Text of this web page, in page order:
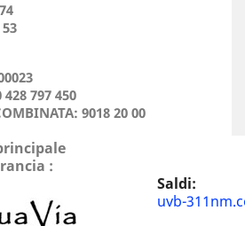
797 450
9018 20 00
:
Saldi:
uvb-